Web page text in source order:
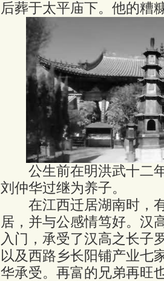
后葬于太平庙下。他的糟
公生前在明洪武十二年
刘仲华过继为养子。
在江西迁居湖南时，有
居，并与公感情笃好。汉
入门，承受了汉高之长子
以及西路乡长阳铺产业七
华承受。再富的兄弟再旺